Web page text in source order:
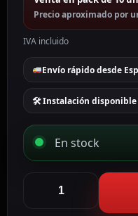
Precio aproximado por
IVA incluido
Envío rápido desde
🛠 Instalación disponible
En stock
Cubierta